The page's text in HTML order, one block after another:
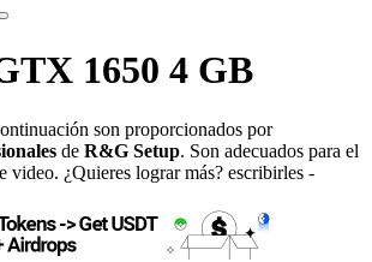
1650 4 GB
son proporcionados por
de R&G Setup. Son adecuados para el
video. ¿Quieres lograr más? escribirles -